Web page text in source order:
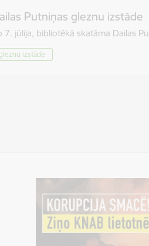
Putniņas gleznu izstāde
7. jūlija, bibliotēkā skatāma Dailas
izstāde